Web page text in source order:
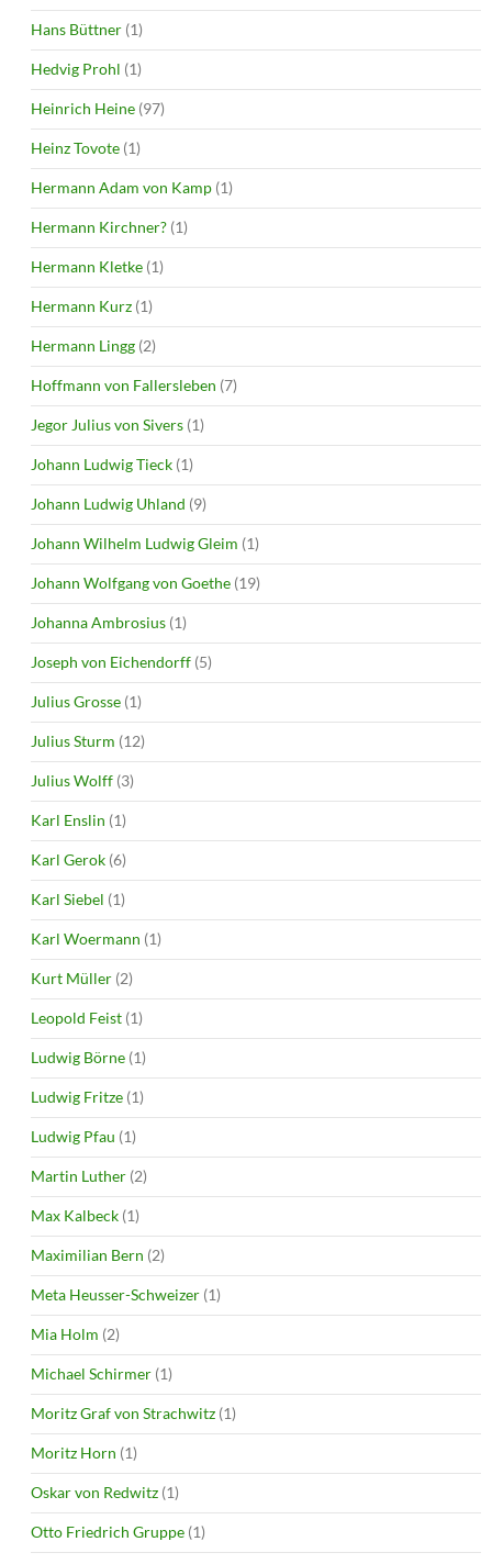
Hans Büttner (1)
Hedvig Prohl (1)
Heinrich Heine (97)
Heinz Tovote (1)
Hermann Adam von Kamp (1)
Hermann Kirchner? (1)
Hermann Kletke (1)
Hermann Kurz (1)
Hermann Lingg (2)
Hoffmann von Fallersleben (7)
Jegor Julius von Sivers (1)
Johann Ludwig Tieck (1)
Johann Ludwig Uhland (9)
Johann Wilhelm Ludwig Gleim (1)
Johann Wolfgang von Goethe (19)
Johanna Ambrosius (1)
Joseph von Eichendorff (5)
Julius Grosse (1)
Julius Sturm (12)
Julius Wolff (3)
Karl Enslin (1)
Karl Gerok (6)
Karl Siebel (1)
Karl Woermann (1)
Kurt Müller (2)
Leopold Feist (1)
Ludwig Börne (1)
Ludwig Fritze (1)
Ludwig Pfau (1)
Martin Luther (2)
Max Kalbeck (1)
Maximilian Bern (2)
Meta Heusser-Schweizer (1)
Mia Holm (2)
Michael Schirmer (1)
Moritz Graf von Strachwitz (1)
Moritz Horn (1)
Oskar von Redwitz (1)
Otto Friedrich Gruppe (1)